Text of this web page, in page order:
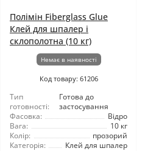
Полімін Fiberglass Glue
Клей для шпалер і
склополотна (10 кг)
Немає в наявності
Код товару: 61206
Тип
готовності:
Готова до
застосування
Фасовка:
Відро
Вага:
10 кг
Колір:
прозорий
Категорія:
Клей для шпалер